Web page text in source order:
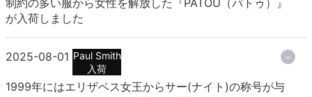
が入荷しました
2025-08-01 Paul Smith
入荷
1999年にはエリザベス女王からサー(ナイト)の称号が与